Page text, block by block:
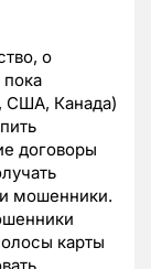
о
США, Канада)
договоры
мошенники.
карты